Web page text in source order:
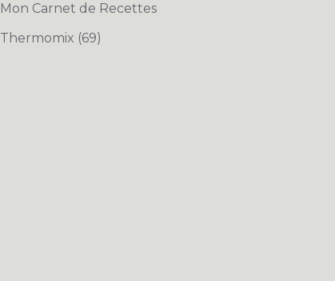
Mon Carnet de Recettes
Thermomix (69)